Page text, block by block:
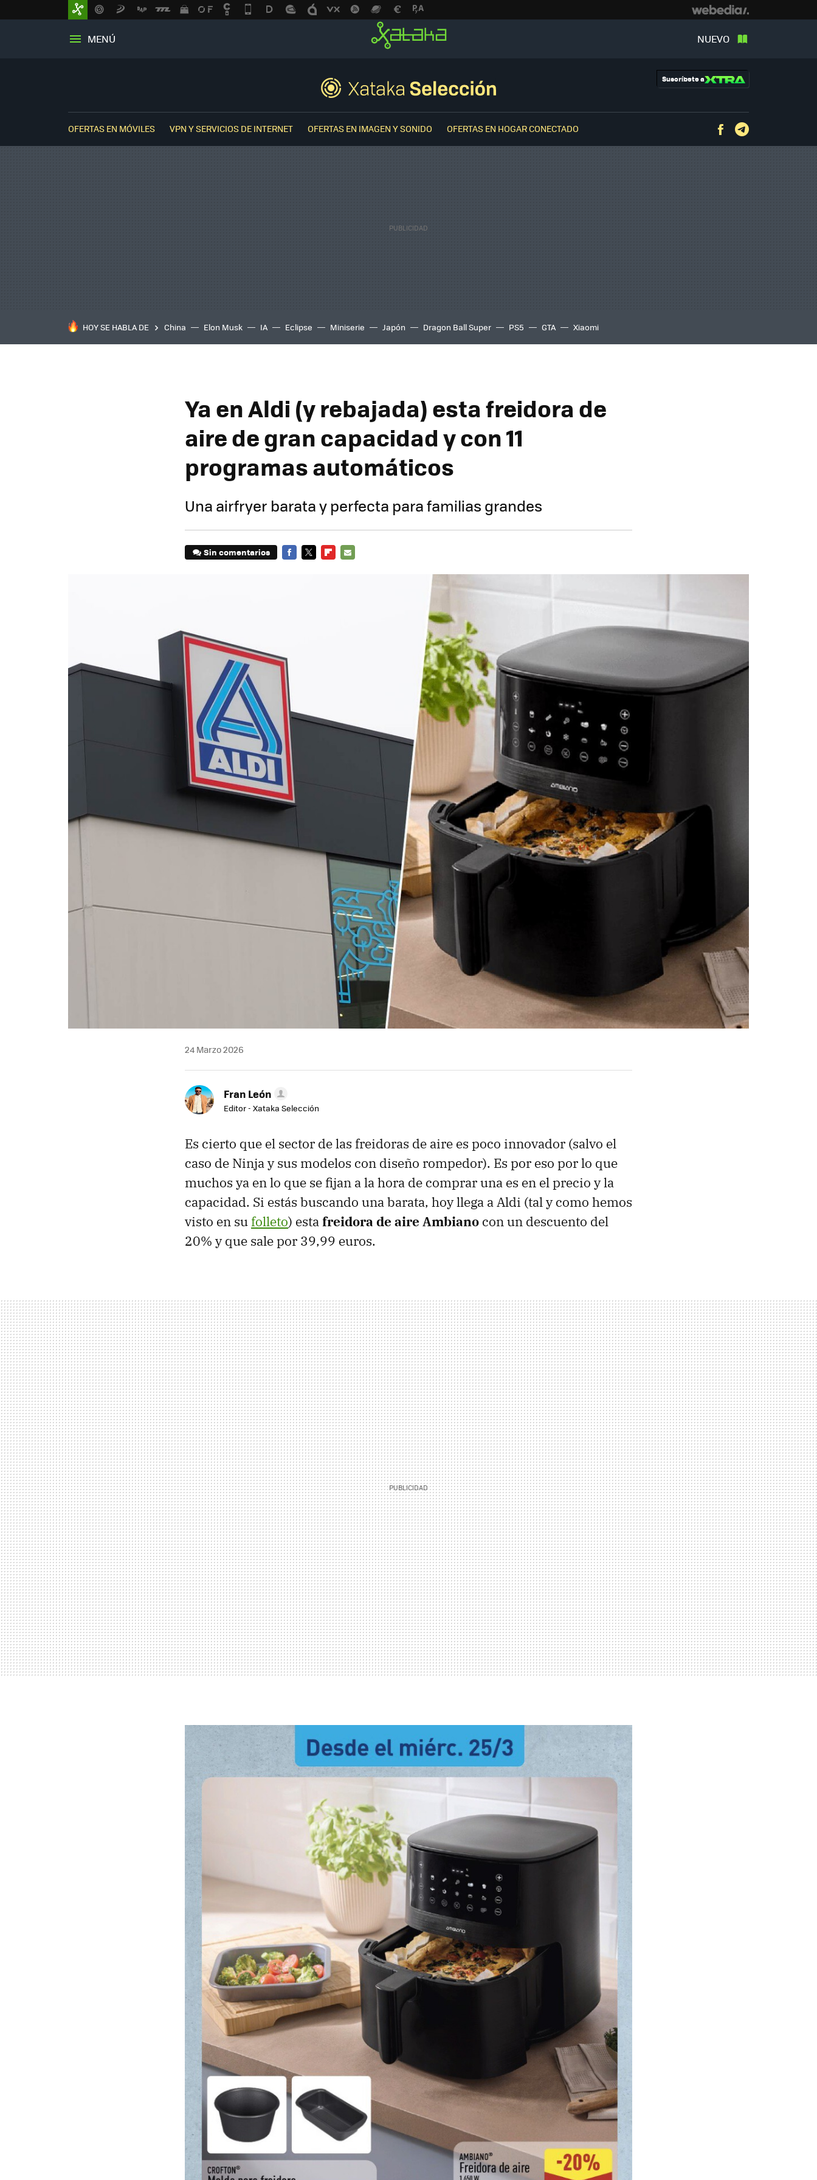
MENÚ NUEVO
Suscríbete a
OFERTAS EN MÓVILES VPN Y SERVICIOS DE INTERNET OFERTAS EN IMAGEN Y SONIDO OFERTAS EN HOGAR CONECTADO Facebook
HOY SE HABLA DE China Elon Musk IA Eclipse Miniserie Japón Dragon Ball Super PS5 GTA Xiaomi
Ya en Aldi (y rebajada) esta freidora de
aire de gran capacidad y con 11
programas automáticos
Una airfryer barata y perfecta para familias grandes
Sin comentarios
24 Marzo 2026
Fran León
Editor - Xataka Selección
Es cierto que el sector de las freidoras de aire es poco innovador (salvo el
caso de Ninja y sus modelos con diseño rompedor). Es por eso por lo que
muchos ya en lo que se fijan a la hora de comprar una es en el precio y la
capacidad. Si estás buscando una barata, hoy llega a Aldi (tal y como hemos
visto en su folleto) estafreidora de aire Ambiano con un descuento del
20% y que sale por 39,99 euros.